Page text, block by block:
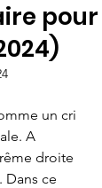
pour
un cri
A
droite
Dans ce